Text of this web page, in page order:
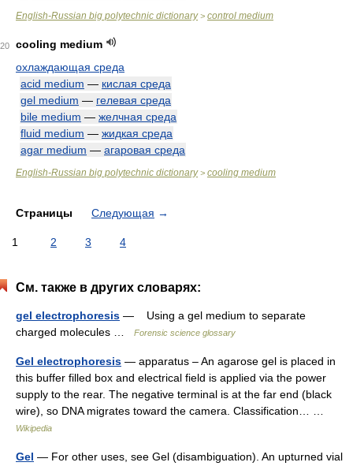
English-Russian big polytechnic dictionary> control medium
20
cooling medium
охлаждающая среда
acid medium — кислая среда
gel medium — гелевая среда
bile medium — желчная среда
fluid medium — жидкая среда
agar medium — агаровая среда
English-Russian big polytechnic dictionary> cooling medium
Страницы Следующая →
1 2 3 4
См. также в других словарях:
gel electrophoresis — Using a gel medium to separate
charged molecules …
Forensic science glossary
Gel electrophoresis — apparatus – An agarose gel is placed in
this buffer filled box and electrical field is applied via the power
supply to the rear. The negative terminal is at the far end (black
wire), so DNA migrates toward the camera. Classification… …
Wikipedia
Gel — For other uses, see Gel (disambiguation). An upturned vial